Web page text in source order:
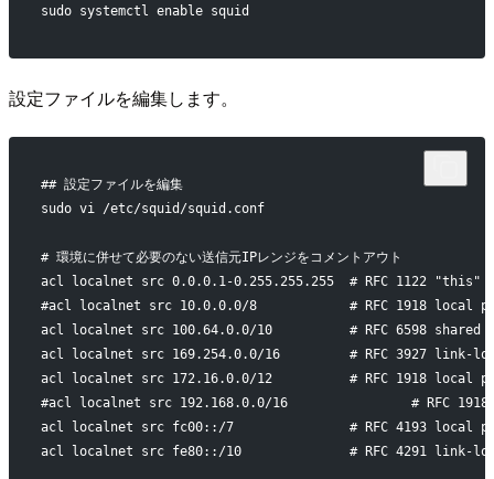
sudo systemctl enable squid
設定ファイルを編集します。
## 設定ファイルを編集
sudo vi /etc/squid/squid.conf
# 環境に併せて必要のない送信元IPレンジをコメントアウト
acl localnet src 0.0.0.1-0.255.255.255  # RFC 1122 "this"
#acl localnet src 10.0.0.0/8            # RFC 1918 local
acl localnet src 100.64.0.0/10          # RFC 6598 shared
acl localnet src 169.254.0.0/16         # RFC 3927 link-
acl localnet src 172.16.0.0/12          # RFC 1918 local
#acl localnet src 192.168.0.0/16                # RFC 1918
acl localnet src fc00::/7               # RFC 4193 local
acl localnet src fe80::/10              # RFC 4291 link-